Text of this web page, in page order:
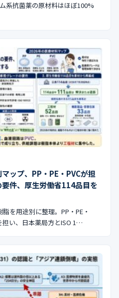
🇹🇼🇻🇳
系抗菌薬の原材料はほぼ100%
ップ、PP・PE・PVCが担
件、厚生労働省114品目を
を用途別に整理。PP・PE・
担い、日本薬局方とISO 1…